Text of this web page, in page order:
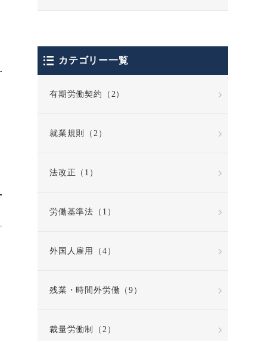
カテゴリー一覧
有期労働契約（2）
就業規則（2）
法改正（1）
労働基準法（1）
外国人雇用（4）
残業・時間外労働（9）
裁量労働制（2）